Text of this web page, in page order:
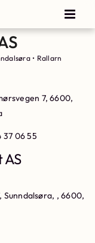
• Rallarn
7, 6600,
37 06 55
, 6600,